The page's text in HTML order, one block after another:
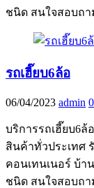
ชนิด สนใจสอบถา
รถเฮี๊ยบ6ล้อ
06/04/2023 admin 0
บริการรถเฮี๊ยบ6ล้
สินค้าทั่วประเทศ
คอนเทนเนอร์ บ้
ชนิด สนใจสอบถา